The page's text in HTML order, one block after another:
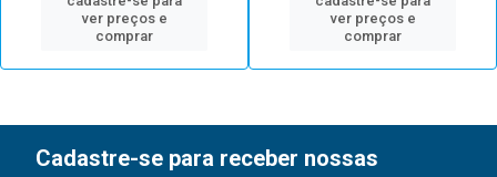
ver preços e
comprar
ver preços e
comprar
Cadastre-se para receber nossas